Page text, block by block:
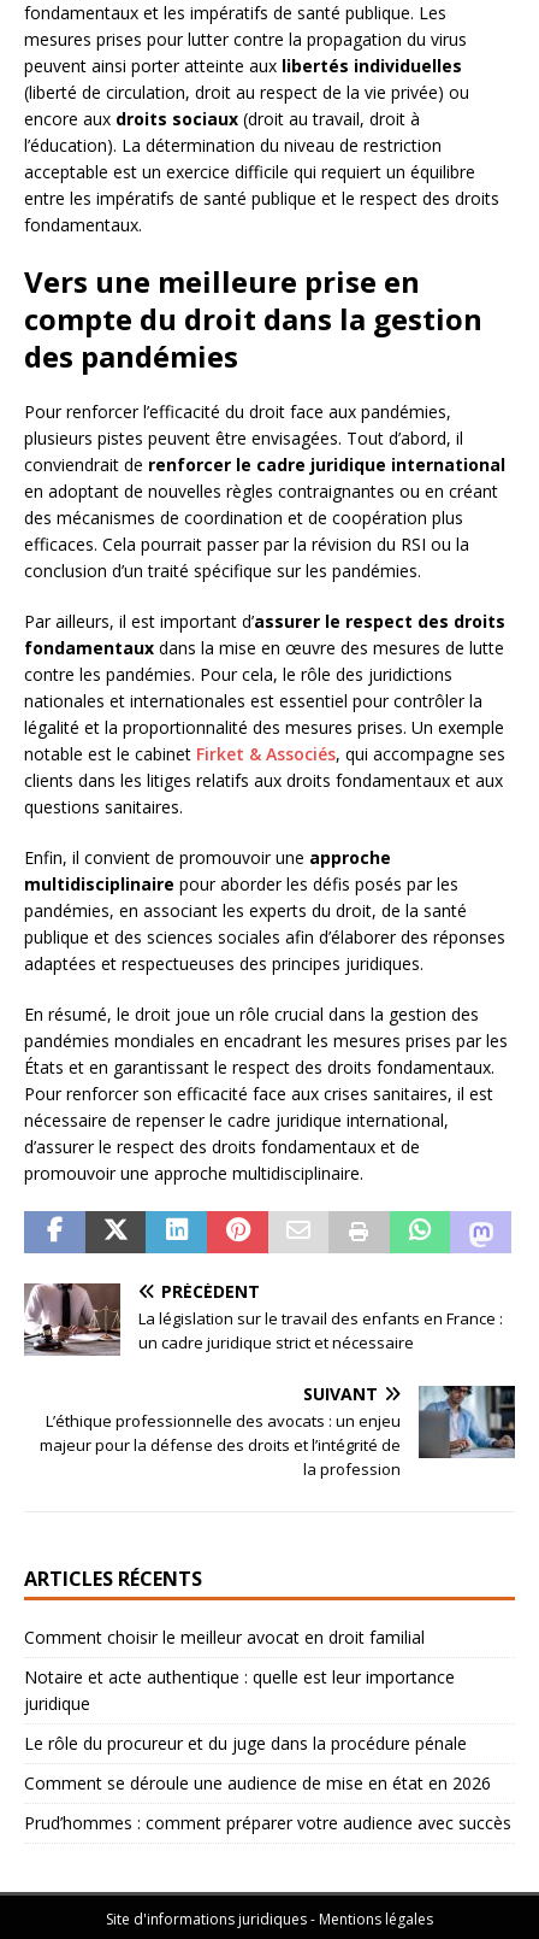
fondamentaux et les impératifs de santé publique. Les
mesures prises pour lutter contre la propagation du virus
peuvent ainsi porter atteinte aux libertés individuelles
(liberté de circulation, droit au respect de la vie privée) ou
encore aux droits sociaux (droit au travail, droit à
l’éducation). La détermination du niveau de restriction
acceptable est un exercice difficile qui requiert un équilibre
entre les impératifs de santé publique et le respect des droits
fondamentaux.
Vers une meilleure prise en
compte du droit dans la gestion
des pandémies
Pour renforcer l’efficacité du droit face aux pandémies,
plusieurs pistes peuvent être envisagées. Tout d’abord, il
conviendrait de renforcer le cadre juridique international
en adoptant de nouvelles règles contraignantes ou en créant
des mécanismes de coordination et de coopération plus
efficaces. Cela pourrait passer par la révision du RSI ou la
conclusion d’un traité spécifique sur les pandémies.
Par ailleurs, il est important d’assurer le respect des droits
fondamentaux dans la mise en œuvre des mesures de lutte
contre les pandémies. Pour cela, le rôle des juridictions
nationales et internationales est essentiel pour contrôler la
légalité et la proportionnalité des mesures prises. Un exemple
notable est le cabinet Firket & Associés, qui accompagne ses
clients dans les litiges relatifs aux droits fondamentaux et aux
questions sanitaires.
Enfin, il convient de promouvoir une approche
multidisciplinaire pour aborder les défis posés par les
pandémies, en associant les experts du droit, de la santé
publique et des sciences sociales afin d’élaborer des réponses
adaptées et respectueuses des principes juridiques.
En résumé, le droit joue un rôle crucial dans la gestion des
pandémies mondiales en encadrant les mesures prises par les
États et en garantissant le respect des droits fondamentaux.
Pour renforcer son efficacité face aux crises sanitaires, il est
nécessaire de repenser le cadre juridique international,
d’assurer le respect des droits fondamentaux et de
promouvoir une approche multidisciplinaire.
PRÉCÉDENT
La législation sur le travail des enfants en France :
un cadre juridique strict et nécessaire
SUIVANT
L’éthique professionnelle des avocats : un enjeu
majeur pour la défense des droits et l’intégrité de
la profession
ARTICLES RÉCENTS
Comment choisir le meilleur avocat en droit familial
Notaire et acte authentique : quelle est leur importance
juridique
Le rôle du procureur et du juge dans la procédure pénale
Comment se déroule une audience de mise en état en 2026
Prud’hommes : comment préparer votre audience avec succès
Site d'informations juridiques - Mentions légales